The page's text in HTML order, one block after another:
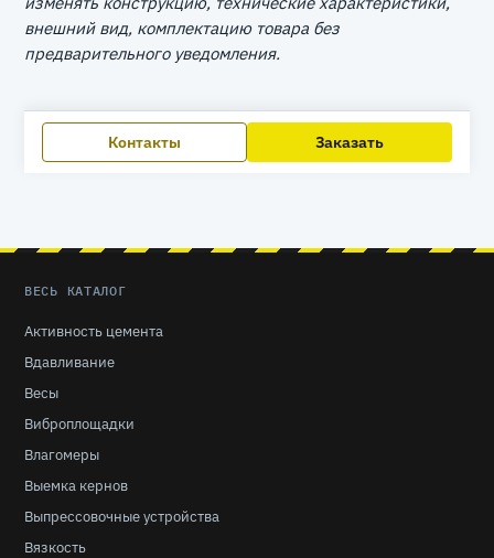
внешний вид, комплектацию товара без
предварительного уведомления.
Контакты Заказать
ВЕСЬ КАТАЛОГ
Активность цемента
Вдавливание
Весы
Виброплощадки
Влагомеры
Выемка кернов
Выпрессовочные устройства
Вязкость